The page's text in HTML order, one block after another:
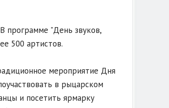
программе "День звуков,
500 артистов.
мероприятие Дня
в рыцарском
и посетить ярмарку